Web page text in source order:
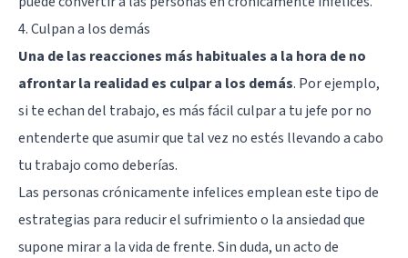
4. Culpan a los demás
Una de las reacciones más habituales a la hora de no
afrontar la realidad es culpar a los demás. Por ejemplo,
si te echan del trabajo, es más fácil culpar a tu jefe por no
entenderte que asumir que tal vez no estés llevando a cabo
tu trabajo como deberías.
Las personas crónicamente infelices emplean este tipo de
estrategias para reducir el sufrimiento o laansiedadque
supone mirar a la vida de frente. Sin duda, un acto de